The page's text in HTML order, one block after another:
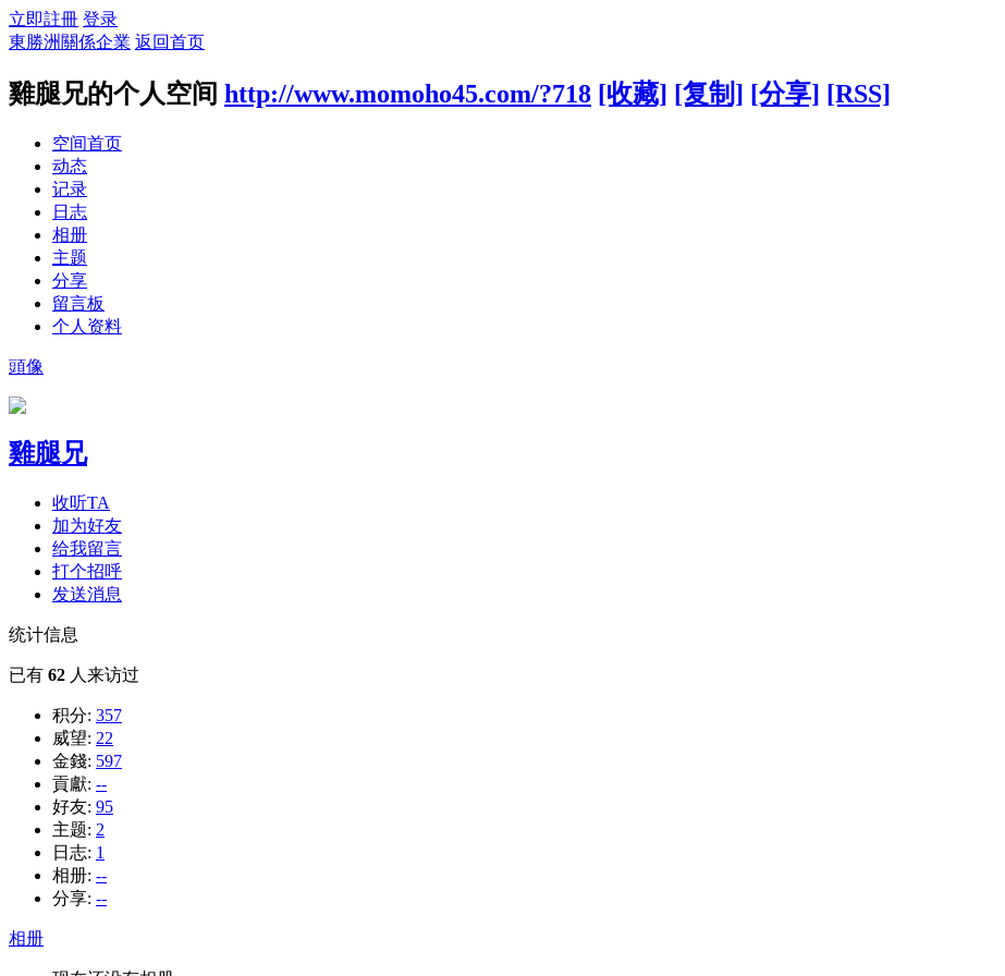
立即註冊 登录
東勝洲關係企業 返回首页
雞腿兄的个人空间 http://www.momoho45.com/?718 [收藏] [复制] [分享] [RSS]
空间首页
动态
记录
日志
相册
主题
分享
留言板
个人资料
頭像
雞腿兄
收听TA
加为好友
给我留言
打个招呼
发送消息
统计信息
已有 62 人来访过
积分: 357
威望: 22
金錢: 597
貢獻: --
好友: 95
主题: 2
日志: 1
相册: --
分享: --
相册